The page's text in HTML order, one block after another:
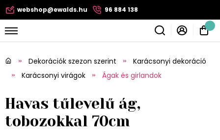
webshop@ewalds.hu 96 884 138
Dekorációk szezon szerint
Karácsonyi dekoráció
Karácsonyi virágok
Ágak és girlandok
Havas tűlevelű ág,
tobozokkal 70cm